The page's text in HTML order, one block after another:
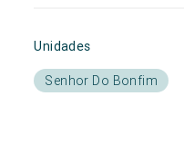
Unidades
Senhor Do Bonfim